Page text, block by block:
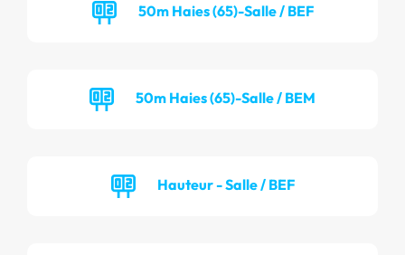
50m Haies (65)-Salle / BEF
50m Haies (65)-Salle / BEM
Hauteur - Salle / BEF